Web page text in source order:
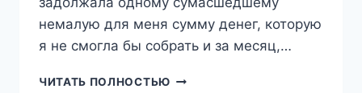
немалую для меня сумму денег, которую
я не смогла бы собрать и за месяц,…
ЧИТАТЬ ПОЛНОСТЬЮ КРАСИВЫЙ,